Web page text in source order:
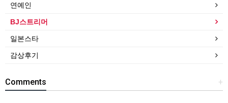
연예인
BJ스트리머
일본스타
감상후기
+
Comments